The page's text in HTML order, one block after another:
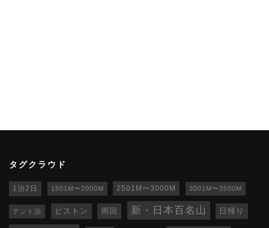
タグクラウド
1泊2日 1501M〜2000M 2501M〜3000M 3001M〜3500M
テント泊 ピストン 周回 新・日本百名山 日帰り